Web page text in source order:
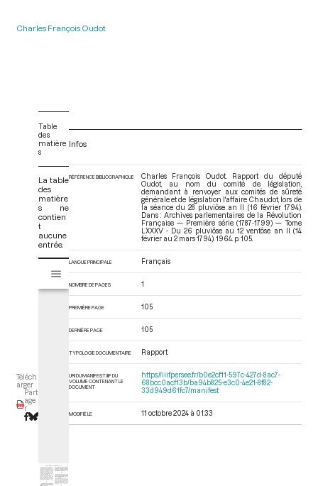
Charles François Oudot
Téléch
arger
Part
age
r
Table
des
matière
s
La table
des
matière
s ne
contien
t
aucune
entrée.
s
M
d
o
Tome LXXXV - Du 26 pluviôse au 12 ventôse an II (14 février au 2 mars
Infos
RÉFÉRENCE BIBLIOGRAPHIQUE
Charles François Oudot. Rapport du député
Oudot, au nom du comité de législation,
demandant à renvoyer aux comités de sûreté
générale et de législation l'affaire Chaudot, lors de
la séance du 28 pluviôse an II (16 février 1794).
Dans : Archives parlementaires de la Révolution
Française — Première série (1787-1799) — Tome
LXXXV - Du 26 pluviôse au 12 ventôse an II (14
février au 2 mars 1794). 1964. p. 105.
LANGUE PRINCIPALE Français
NOMBRE DE PAGES 1
PREMIÈRE PAGE 105
DERNIÈRE PAGE 105
TYPOLOGIE DOCUMENTAIRE Rapport
URI DU MANIFEST IIIF DU
VOLUME CONTENANT LE
DOCUMENT
https://iiif.persee.fr/b0e2cf11-597c-427d-8ac7-
68bcc0acf13b/ba94b825-e3c0-4e21-8f82-
33d949d61fc7/manifest
MODIFIÉ LE 11 octobre 2024 à 01:33